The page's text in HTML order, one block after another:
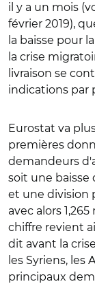
il y a un mois
février 2019),
la baisse pour
la crise
livraison se
indications par
Eurostat va
premières
demandeurs
soit une baisse
et une division
avec alors
chiffre revient
dit avant la
les Syriens,
principaux